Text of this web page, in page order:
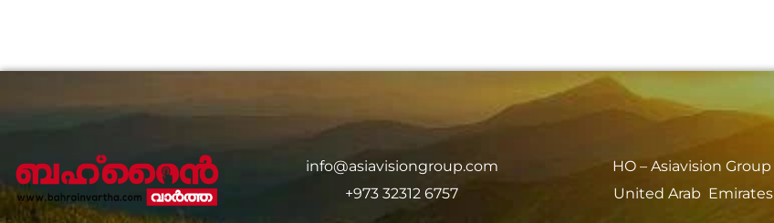
info@asiavisiongroup.com
+973 32312 6757
HO – Asiavision Group
United Arab Emirates